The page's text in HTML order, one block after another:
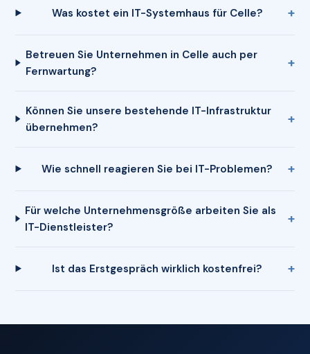
Was kostet ein IT-Systemhaus für Celle?
Betreuen Sie Unternehmen in Celle auch per
Fernwartung?
Können Sie unsere bestehende IT-Infrastruktur
übernehmen?
Wie schnell reagieren Sie bei IT-Problemen?
Für welche Unternehmensgröße arbeiten Sie als
IT-Dienstleister?
Ist das Erstgespräch wirklich kostenfrei?